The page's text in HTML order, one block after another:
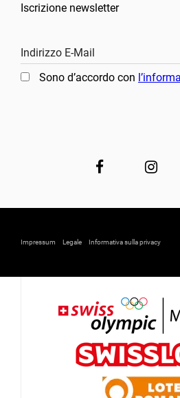
Iscrizione newsletter
Indirizzo E-Mail
Sono d’accordo con
Impressum Legale Informativa sulla privacy